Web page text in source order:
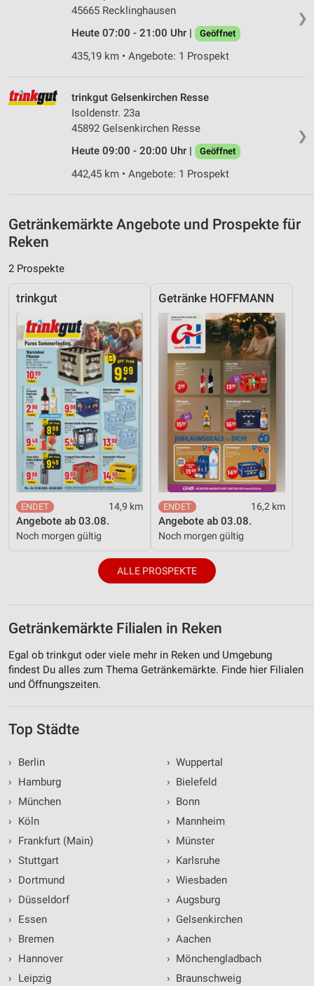
❯
45665 Recklinghausen
Heute 07:00 - 21:00 Uhr |
Geöffnet
435,19 km • Angebote: 1 Prospekt
❯
trinkgut Gelsenkirchen Resse
Isoldenstr. 23a
45892 Gelsenkirchen Resse
Heute 09:00 - 20:00 Uhr |
Geöffnet
442,45 km • Angebote: 1 Prospekt
Getränkemärkte Angebote und Prospekte für
Reken
2 Prospekte
trinkgut
14,9 km
Angebote ab 03.08.
Noch morgen gültig
Getränke HOFFMANN
16,2 km
Angebote ab 03.08.
Noch morgen gültig
ALLE PROSPEKTE
Getränkemärkte Filialen in Reken
Egal ob trinkgut oder viele mehr in Reken und Umgebung
findest Du alles zum Thema Getränkemärkte. Finde hier Filialen
und Öffnungszeiten.
Top Städte
›
Berlin
›
Hamburg
›
München
›
Köln
›
Frankfurt (Main)
› Stuttgart
›
Dortmund
›
Düsseldorf
›
Essen
›
Bremen
›
Hannover
›
Leipzig
› Wuppertal
› Bielefeld
› Bonn
› Mannheim
› Münster
› Karlsruhe
› Wiesbaden
› Augsburg
› Gelsenkirchen
› Aachen
› Mönchengladbach
› Braunschweig
IAB-Besonderheiten:
Verwendung genauer Standortdaten
Geräte anhand von aktiv angeforderten
Nicht-IAB-Verarbeitungszwecke: